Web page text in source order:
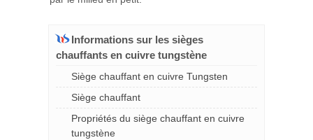
Informations sur les sièges
chauffants en cuivre tungstène
Siège chauffant en cuivre Tungsten
Siège chauffant
Propriétés du siège chauffant en cuivre
tungstène